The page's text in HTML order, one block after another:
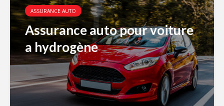
ASSURANCE AUTO
Assurance auto pour voiture
a hydrogène